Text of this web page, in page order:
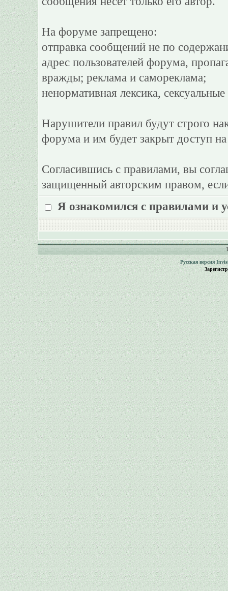
На форуме запрещено:
отправка сообщений не по
адрес пользователей форума,
вражды; реклама и самореклама;
ненормативная лексика,
Нарушители правил будут строго
форума и им будет закрыт доступ
Согласившись с правилами, вы
защищенный авторским правом,
Я ознакомился с правилами и
Русская версия